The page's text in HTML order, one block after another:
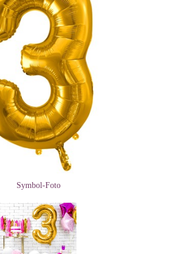
Symbol-Foto